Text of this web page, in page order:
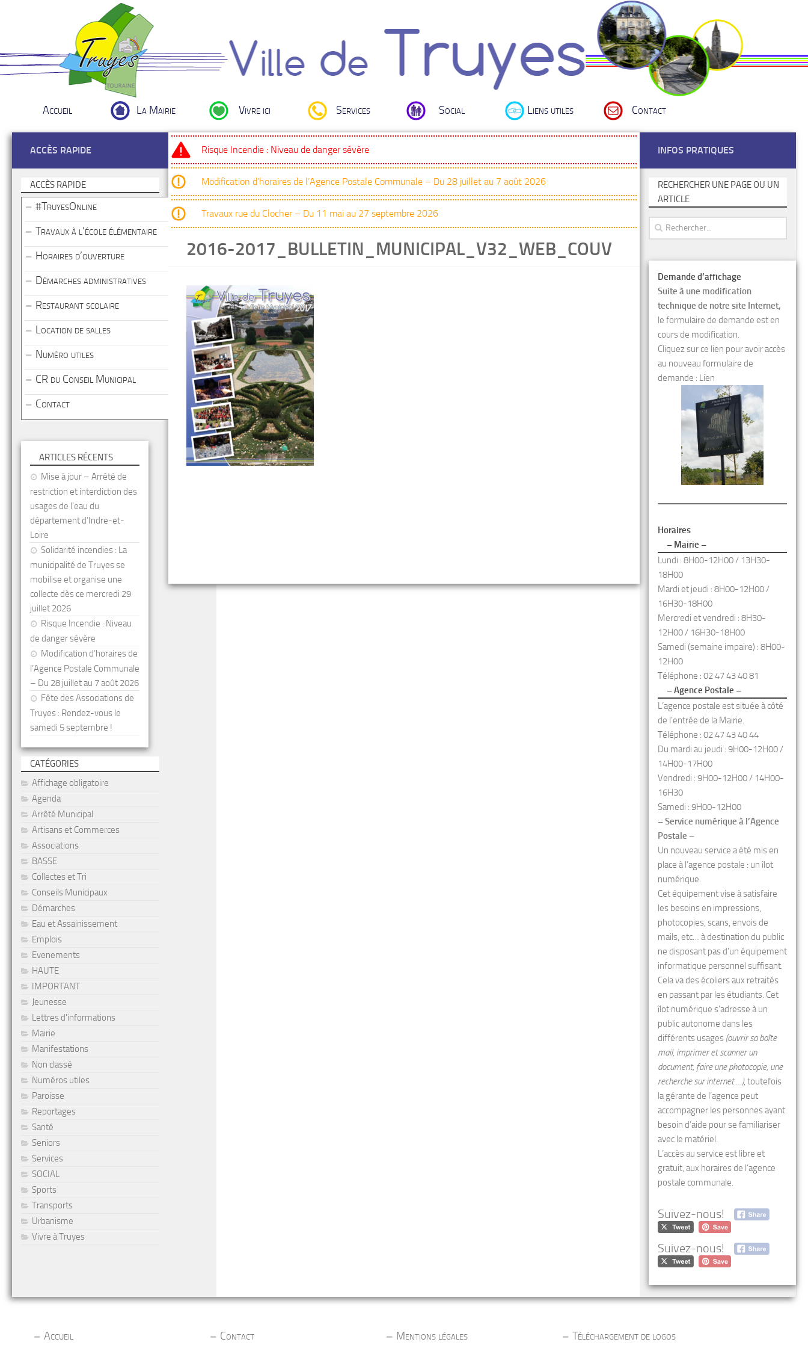
Accueil La Mairie Vivre ici Services Social Liens utiles Contact
Risque Incendie : Niveau de danger sévère
Modification d’horaires de l’Agence Postale Communale – Du 28 juillet au 7 août 2026
Travaux rue du Clocher – Du 11 mai au 27 septembre 2026
2016-2017_BULLETIN_MUNICIPAL_V32_WEB_COUV
ACCÈS RAPIDE
ACCÈS RAPIDE
#TruyesOnline
Travaux à l’école élémentaire
Horaires d’ouverture
Démarches administratives
Restaurant scolaire
Location de salles
Numéro utiles
CR du Conseil Municipal
Contact
ARTICLES RÉCENTS
Mise à jour – Arrêté de
restriction et interdiction des
usages de l’eau du
département d’Indre-et-
Loire
Solidarité incendies : La
municipalité de Truyes se
mobilise et organise une
collecte dès ce mercredi 29
juillet 2026
Risque Incendie : Niveau
de danger sévère
Modification d’horaires de
l’Agence Postale Communale
– Du 28 juillet au 7 août 2026
Fête des Associations de
Truyes : Rendez-vous le
samedi 5 septembre !
CATÉGORIES
Affichage obligatoire
Agenda
Arrêté Municipal
Artisans et Commerces
Associations
BASSE
Collectes et Tri
Conseils Municipaux
Démarches
Eau et Assainissement
Emplois
Evenements
HAUTE
IMPORTANT
Jeunesse
Lettres d'informations
Mairie
Manifestations
Non classé
Numéros utiles
Paroisse
Reportages
Santé
Seniors
Services
SOCIAL
Sports
Transports
Urbanisme
Vivre à Truyes
INFOS PRATIQUES
RECHERCHER UNE PAGE OU UN
ARTICLE
Demande d’affichage
Suite à une modification
technique de notre site Internet,
le formulaire de demande est en
cours de modification.
Cliquez sur ce lien pour avoir accès
au nouveau formulaire de
demande : Lien
Horaires
– Mairie –
Lundi : 8H00-12H00 / 13H30-
18H00
Mardi et jeudi : 8H00-12H00 /
16H30-18H00
Mercredi et vendredi : 8H30-
12H00 / 16H30-18H00
Samedi (semaine impaire) : 8H00-
12H00
Téléphone : 02 47 43 40 81
– Agence Postale –
L’agence postale est située à côté
de l’entrée de la Mairie.
Téléphone : 02 47 43 40 44
Du mardi au jeudi : 9H00-12H00 /
14H00-17H00
Vendredi : 9H00-12H00 / 14H00-
16H30
Samedi : 9H00-12H00
– Service numérique à l’Agence
Postale –
Un nouveau service a été mis en
place à l’agence postale : un îlot
numérique.
Cet équipement vise à satisfaire
les besoins en impressions,
photocopies, scans, envois de
mails, etc… à destination du public
ne disposant pas d’un équipement
informatique personnel suffisant.
Cela va des écoliers aux retraités
en passant par les étudiants. Cet
îlot numérique s’adresse à un
public autonome dans les
différents usages (ouvrir sa boîte
mail, imprimer et scanner un
document, faire une photocopie, une
recherche sur internet …), toutefois
la gérante de l’agence peut
accompagner les personnes ayant
besoin d’aide pour se familiariser
avec le matériel.
L’accès au service est libre et
gratuit, aux horaires de l’agence
postale communale.
Suivez-nous!
Suivez-nous!
Accueil Contact Mentions légales Téléchargement de logos